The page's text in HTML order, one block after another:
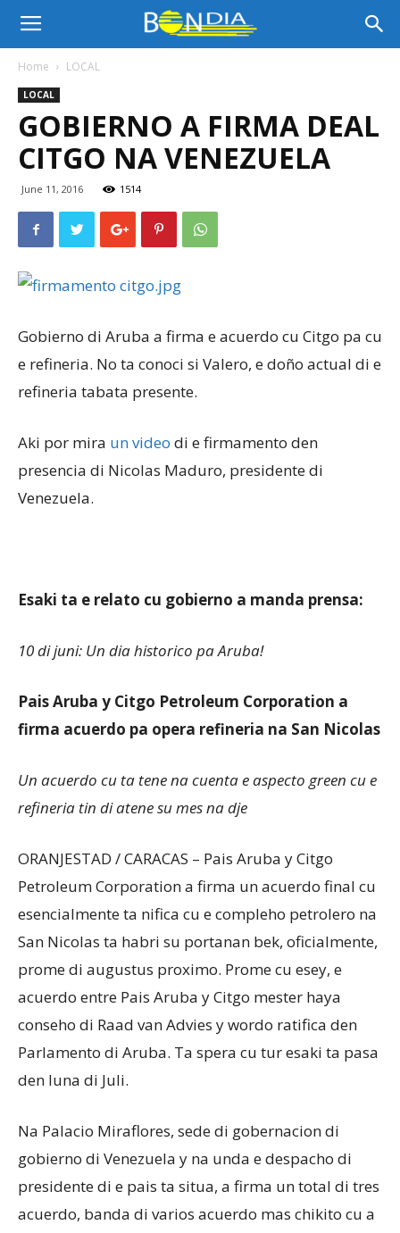
Bon
Dia
Home LOCAL
LOCAL
GOBIERNO A FIRMA DEAL
CITGO NA VENEZUELA
June 11, 2016 1514
Gobierno di Aruba a firma e acuerdo cu Citgo pa cu
e refineria. No ta conoci si Valero, e doño actual di e
refineria tabata presente.
Aki por mira un video di e firmamento den
presencia di Nicolas Maduro, presidente di
Venezuela.
Esaki ta e relato cu gobierno a manda prensa:
10 di juni: Un dia historico pa Aruba!
Pais Aruba y Citgo Petroleum Corporation a
firma acuerdo pa opera refineria na San Nicolas
Un acuerdo cu ta tene na cuenta e aspecto green cu e
refineria tin di atene su mes na dje
ORANJESTAD / CARACAS – Pais Aruba y Citgo
Petroleum Corporation a firma un acuerdo final cu
esencialmente ta nifica cu e compleho petrolero na
San Nicolas ta habri su portanan bek, oficialmente,
prome di augustus proximo. Prome cu esey, e
acuerdo entre Pais Aruba y Citgo mester haya
conseho di Raad van Advies y wordo ratifica den
Parlamento di Aruba. Ta spera cu tur esaki ta pasa
den luna di Juli.
Na Palacio Miraflores, sede di gobernacion di
gobierno di Venezuela y na unda e despacho di
presidente di e pais ta situa, a firma un total di tres
acuerdo, banda di varios acuerdo mas chikito cu a